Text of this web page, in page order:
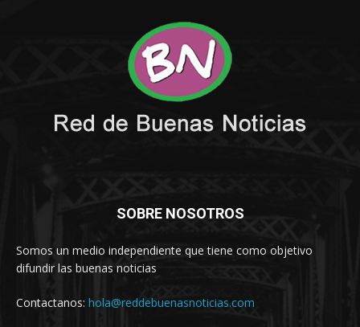
SOBRE NOSOTROS
Somos un medio independiente que tiene como objetivo
difundir las buenas noticias
Contactanos: hola@reddebuenasnoticias.com